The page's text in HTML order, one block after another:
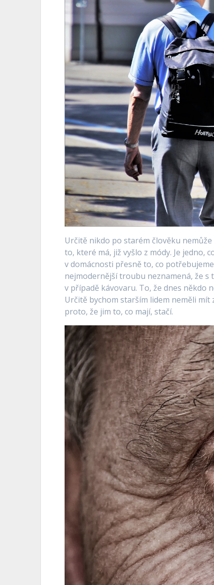
Určitě nikdo po starém člověku
to, které má, již vyšlo z módy. Je jedno,
v domácnosti přesně to, co
nejmodernější troubu neznamená, že s
v případě kávovaru. To, že dnes někdo
Určitě bychom starším lidem neměli mít
proto, že jim to, co mají, stačí.